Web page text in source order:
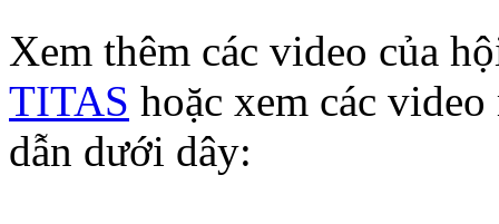
Xem thêm các video của
TITAS hoặc xem các
dẫn dưới dây: